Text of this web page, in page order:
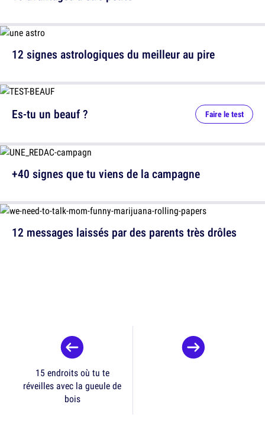
12 signes astrologiques du meilleur au pire
12 messages laissés par des parents très drôles
Es-tu un beauf ? Faire le test
+40 signes que tu viens de la campagne
15 endroits où tu te
réveilles avec la gueule de
bois